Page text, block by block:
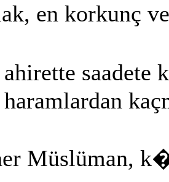
en korkunç